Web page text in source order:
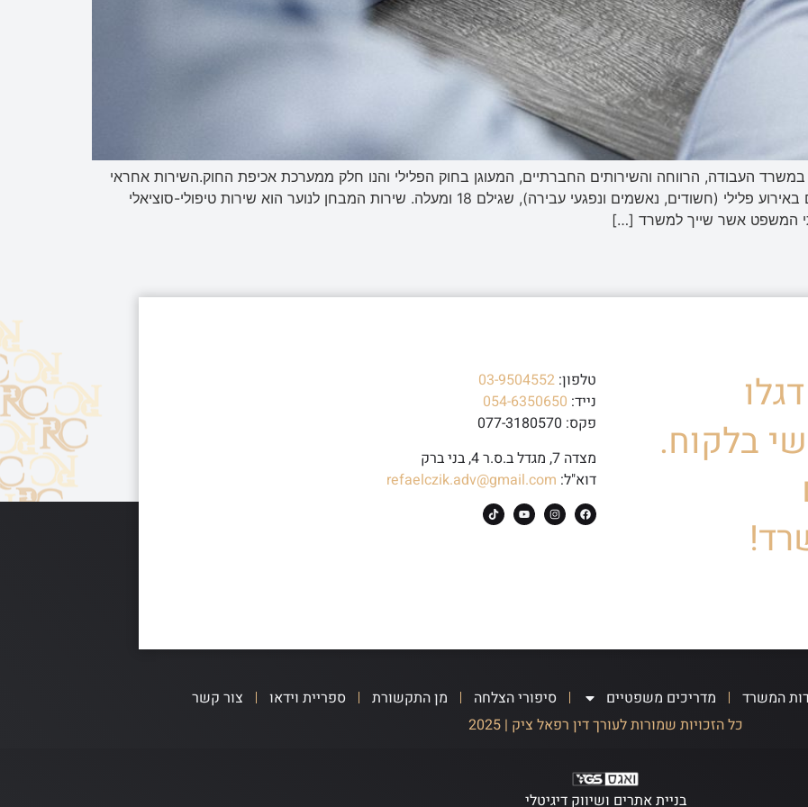
במשרד העבודה, הרווחה והשירותים החברתיים, המעוגן בחוק הפלילי והנו חלק ממערכת אכיפת החוק.השירות אחראי
על מתן שירותי אבחון, פקוח, טיפול ושיקום למעורבים באירוע פלילי (חשודים, נאשמים ונפגעי עבירה), שגילם 18 ומעלה. שירות המבחן לנוער הוא שירות טיפולי-סוציאלי
המשפט אשר שייך למשרד […]
בלקוח.
טלפון: 03-9504552
נייד: 054-6350650
פקס: 077-3180570
מצדה 7, מגדל ב.ס.ר 4, בני ברק
דוא"ל: refaelczik.adv@gmail.com
המשרד מדריכים משפטיים סיפורי הצלחה מן התקשורת ספריית וידאו
צור קשר
כל הזכויות שמורות לעורך דין רפאל ציק | 2025
בניית אתרים ושיווק דיגיטלי